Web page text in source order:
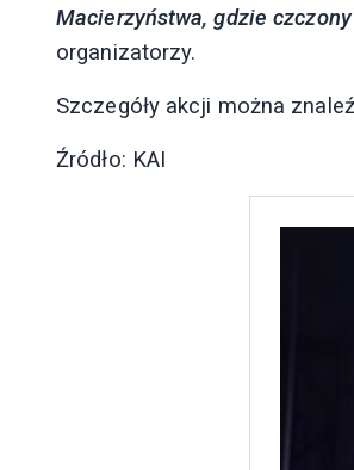
Macierzyństwa, gdzie
organizatorzy.
Szczegóły akcji można
Źródło: KAI